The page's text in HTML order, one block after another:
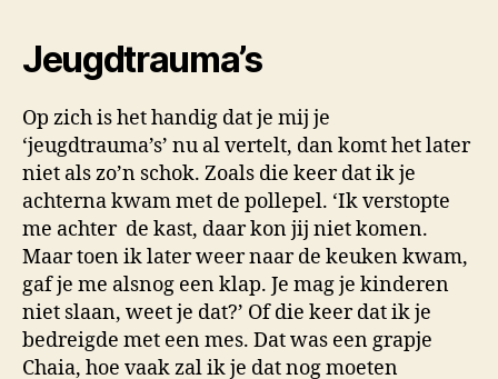
Jeugdtrauma’s
Op zich is het handig dat je mij je
‘jeugdtrauma’s’ nu al vertelt, dan komt het later
niet als zo’n schok. Zoals die keer dat ik je
achterna kwam met de pollepel. ‘Ik verstopte
me achter de kast, daar kon jij niet komen.
Maar toen ik later weer naar de keuken kwam,
gaf je me alsnog een klap. Je mag je kinderen
niet slaan, weet je dat?’ Of die keer dat ik je
bedreigde met een mes. Dat was een grapje
Chaia, hoe vaak zal ik je dat nog moeten